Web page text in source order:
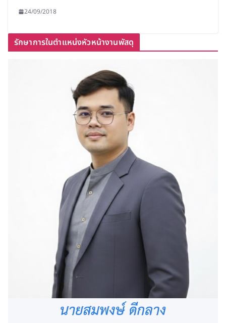
24/09/2018
รักษาการในตำแหน่งหัวหน้างานพัสดุ